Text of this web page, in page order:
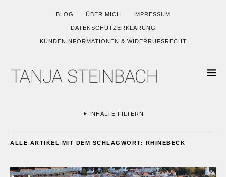
BLOG ÜBER MICH IMPRESSUM
DATENSCHUTZERKLÄRUNG
KUNDENINFORMATIONEN & WIDERRUFSRECHT
INHALTE FILTERN
ALLE ARTIKEL MIT DEM SCHLAGWORT: RHINEBECK